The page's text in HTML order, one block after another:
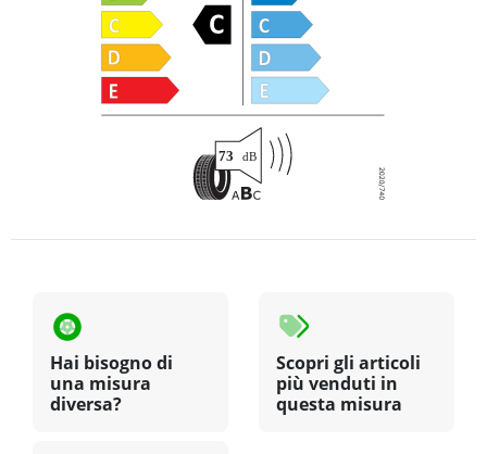
Hai bisogno di
una misura
diversa?
Scopri gli articoli
più venduti in
questa misura